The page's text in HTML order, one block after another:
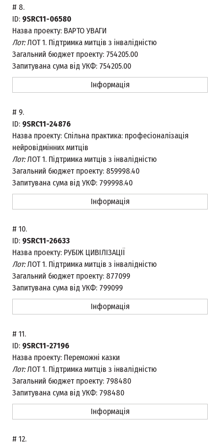
# 8.
ID: 9SRC11-06580
Назва проекту: ВАРТО УВАГИ
Лот:ЛОТ 1. Підтримка митців з інвалідністю
Загальний бюджет проекту: 754205.00
Запитувана сума від УКФ: 754205.00
Інформація
# 9.
ID: 9SRC11-24876
Назва проекту: Спільна практика: професіоналізація
нейровідмінних митців
Лот:ЛОТ 1. Підтримка митців з інвалідністю
Загальний бюджет проекту: 859998.40
Запитувана сума від УКФ: 799998.40
Інформація
# 10.
ID: 9SRC11-26633
Назва проекту: РУБІЖ ЦИВІЛІЗАЦІЇ
Лот:ЛОТ 1. Підтримка митців з інвалідністю
Загальний бюджет проекту: 877099
Запитувана сума від УКФ: 799099
Інформація
# 11.
ID: 9SRC11-27196
Назва проекту: Переможні казки
Лот:ЛОТ 1. Підтримка митців з інвалідністю
Загальний бюджет проекту: 798480
Запитувана сума від УКФ: 798480
Інформація
# 12.